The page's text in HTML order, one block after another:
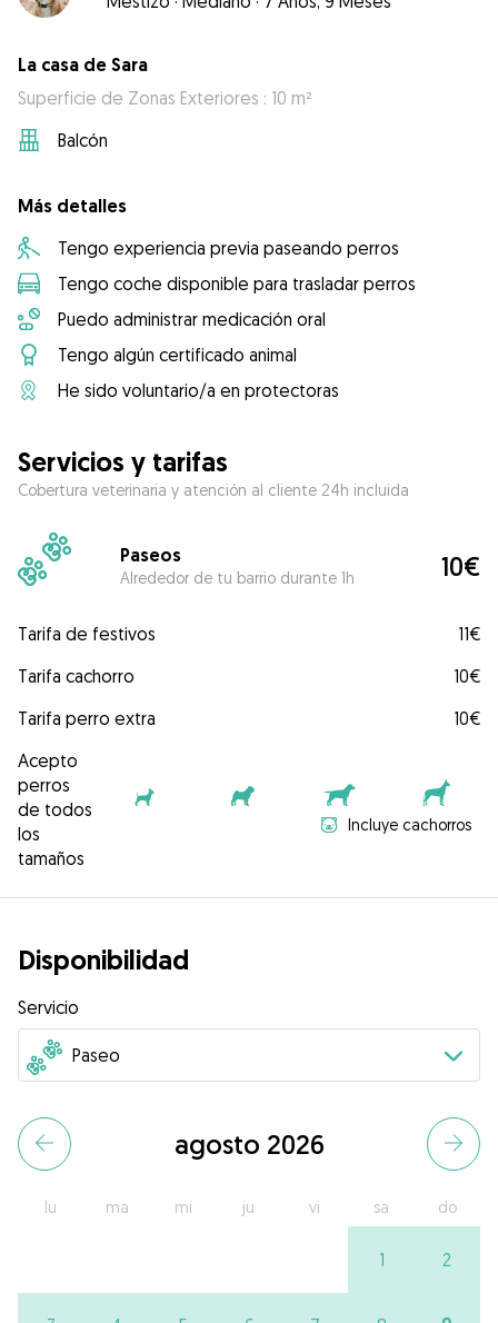
La casa de Sara
Superficie de Zonas Exteriores : 10 m²
Balcón
Más detalles
Tengo experiencia previa paseando perros
Tengo coche disponible para trasladar perros
Puedo administrar medicación oral
Tengo algún certificado animal
He sido voluntario/a en protectoras
Servicios y tarifas
Cobertura veterinaria y atención al cliente 24h incluida
Paseos
Alrededor de tu barrio durante 1h 10€
Tarifa de festivos
11€
Tarifa cachorro
10€
Tarifa perro extra
10€
Acepto
perros
de todos
los
tamaños
Incluye cachorros
Disponibilidad
Servicio
agosto 2026
lu ma mi ju vi sa do
1 2